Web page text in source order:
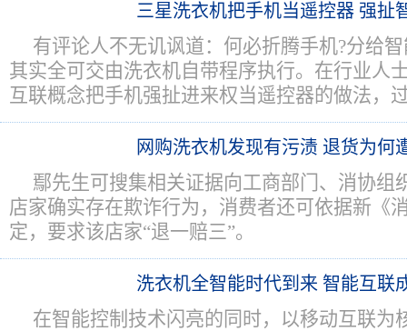
三星洗衣机把手机当遥控器 强扯
有评论人不无讥讽道：何必折腾手机?分给
其实全可交由洗衣机自带程序执行。在行业人
互联概念把手机强扯进来权当遥控器的做法，
网购洗衣机发现有污渍 退货为何
鄢先生可搜集相关证据向工商部门、消协组
店家确实存在欺诈行为，消费者还可依据新《
定，要求该店家“退一赔三”。
洗衣机全智能时代到来 智能互联
在智能控制技术闪亮的同时，以移动互联为